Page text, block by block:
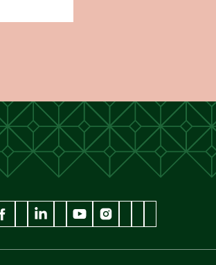
Jan Cunen
Museum Jan Cunen
wikipedia Museum Jan Cunen
linkedin Museum Jan Cunen
googleplus Museum Jan Cunen
youtube Museum Jan Cunen
instagram Museum